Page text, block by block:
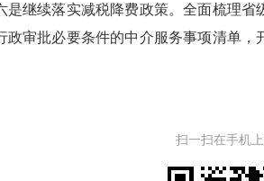
是继续落实减税降费政策。全面梳理
政审批必要条件的中介服务事项清单
抽查覆盖企业比例达5.8%，超额完成
扫一扫在手机